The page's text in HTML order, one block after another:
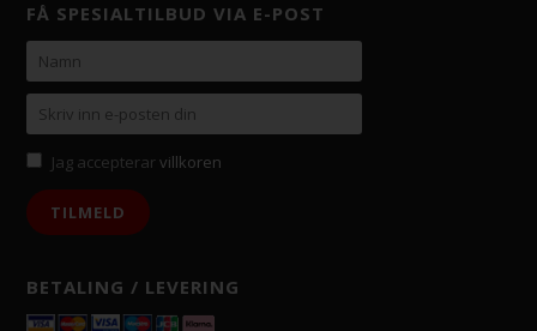
FÅ SPESIALTILBUD VIA E-POST
Jag accepterarvillkoren
BETALING / LEVERING